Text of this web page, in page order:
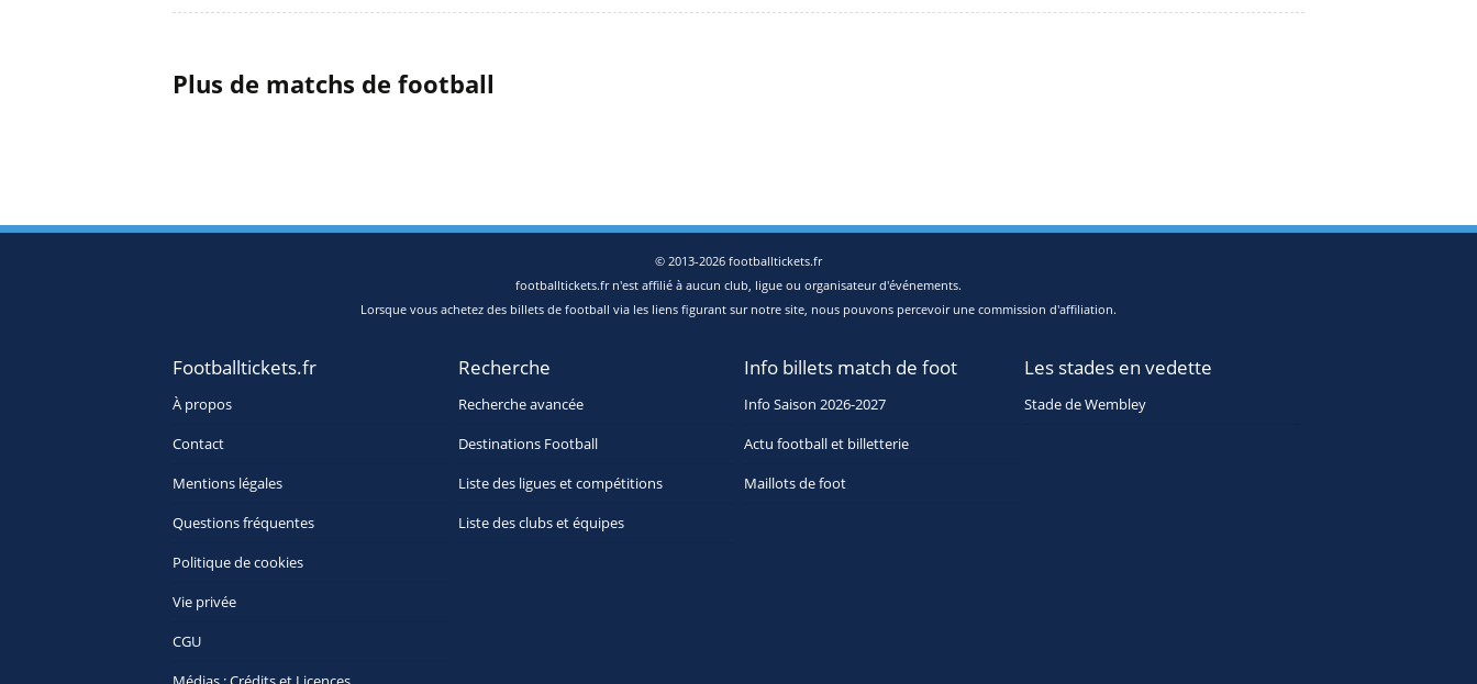
Plus de matchs de football
© 2013-2026 footballtickets.fr
footballtickets.fr n'est affilié à aucun club, ligue ou organisateur d'événements.
Lorsque vous achetez des billets de football via les liens figurant sur notre site, nous pouvons percevoir une commission d'affiliation.
Footballtickets.fr
À propos
Contact
Mentions légales
Questions fréquentes
Politique de cookies
Vie privée
CGU
Recherche
Recherche avancée
Destinations Football
Liste des ligues et compétitions
Liste des clubs et équipes
Info billets match de foot
Info Saison 2026-2027
Actu football et billetterie
Maillots de foot
Les stades en vedette
Stade de Wembley